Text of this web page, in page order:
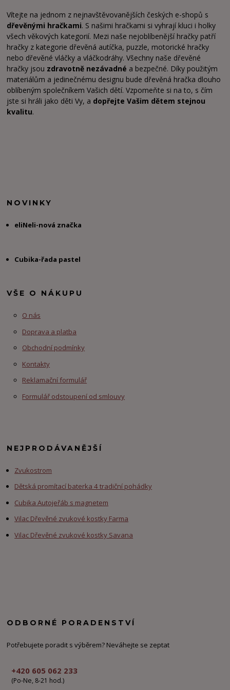
Vítejte na jednom z nejnavštěvovanějších českých e-shopů s
dřevěnými hračkami. S našimi hračkami si vyhrají kluci i holky
všech věkových kategorií. Mezi naše nejoblíbenější hračky patří
hračky z kategorie dřevěná autíčka, puzzle, motorické hračky
nebo dřevěné vláčky a vláčkodráhy. Všechny naše dřevěné
hračky jsou zdravotně nezávadné a bezpečné. Díky použitým
materiálům a jedinečnému designu bude dřevěná hračka dlouho
oblíbeným společníkem Vašich dětí. Vzpomeňte si na to, s čím
jste si hráli jako děti Vy, a dopřejte Vašim dětem stejnou
kvalitu.
NOVINKY
eliNeli-nová značka
Cubika-řada pastel
VŠE O NÁKUPU
O nás
Doprava a platba
Obchodní podmínky
Kontakty
Reklamační formulář
Formulář odstoupení od smlouvy
NEJPRODÁVANĚJŠÍ
Zvukostrom
Dětská promítací baterka 4 tradiční pohádky
Cubika Autojeřáb s magnetem
Vilac Dřevěné zvukové kostky Farma
Vilac Dřevěné zvukové kostky Savana
ODBORNÉ PORADENSTVÍ
Potřebujete poradit s výběrem? Neváhejte se zeptat
+420 605 062 233
(Po-Ne, 8-21 hod.)